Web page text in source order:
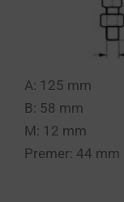
A: 125 mm
B: 58 mm
M: 12 mm
Premer: 44 mm